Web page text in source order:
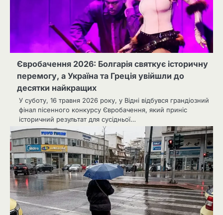
Євробачення 2026: Болгарія святкує історичну
перемогу, а Україна та Греція увійшли до
десятки найкращих
У суботу, 16 травня 2026 року, у Відні відбувся грандіозний
фінал пісенного конкурсу Євробачення, який приніс
історичний результат для сусідньої…